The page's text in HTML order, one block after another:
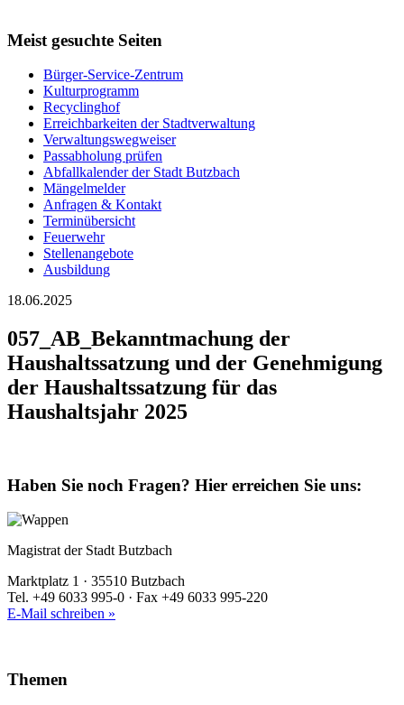
Meist gesuchte Seiten
Bürger-Service-Zentrum
Kulturprogramm
Recyclinghof
Erreichbarkeiten der Stadtverwaltung
Verwaltungswegweiser
Passabholung prüfen
Abfallkalender der Stadt Butzbach
Mängelmelder
Anfragen & Kontakt
Terminübersicht
Feuerwehr
Stellenangebote
Ausbildung
18.06.2025
057_AB_Bekanntmachung der
Haushaltssatzung und der Genehmigung
der Haushaltssatzung für das
Haushaltsjahr 2025
Haben Sie noch Fragen? Hier erreichen Sie uns:
Magistrat der Stadt Butzbach
Marktplatz 1 · 35510 Butzbach
Tel. +49 6033 995-0 · Fax +49 6033 995-220
E-Mail schreiben »
Themen